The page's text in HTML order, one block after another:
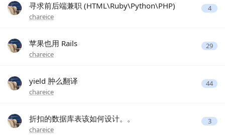
寻求前后端兼职 (HTML\Ruby\Python\PHP)
chareice
4
苹果也用 Rails
chareice
29
yield 肿么翻译
chareice
44
折扣的数据库表该如何设计。。
chareice
3